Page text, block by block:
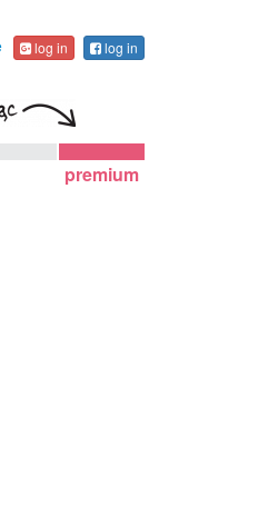
log in log in
premium